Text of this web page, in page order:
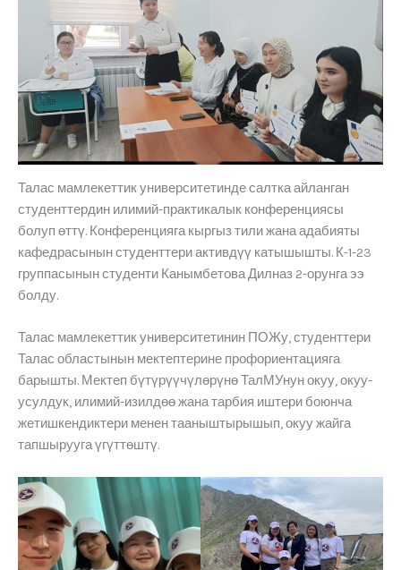
Талас мамлекеттик университетинде салтка айланган
студенттердин илимий-практикалык конференциясы
болуп өттү. Конференцияга кыргыз тили жана адабияты
кафедрасынын студенттери активдүү катышышты. К-1-23
группасынын студенти Канымбетова Дилназ 2-орунга ээ
болду.
Талас мамлекеттик университетинин ПОЖу, студенттери
Талас областынын мектептерине профориентацияга
барышты. Мектеп бүтүрүүчүлөрүнө ТалМУнун окуу, окуу-
усулдук, илимий-изилдөө жана тарбия иштери боюнча
жетишкендиктери менен тааныштырышып, окуу жайга
тапшырууга үгүттөштү.